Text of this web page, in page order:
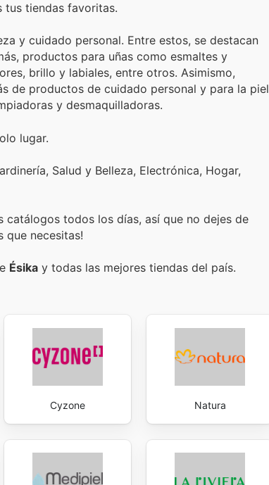
tus tiendas favoritas.
y cuidado personal. Entre estos, se destacan
productos para uñas como esmaltes y
brillo y labiales, entre otros. Asimismo,
de productos de cuidado personal y para la piel
y desmaquilladoras.
lugar.
Salud y Belleza, Electrónica, Hogar,
catálogos todos los días, así que no dejes de
que necesitas!
Ésika y todas las mejores tiendas del país.
Cyzone Natura